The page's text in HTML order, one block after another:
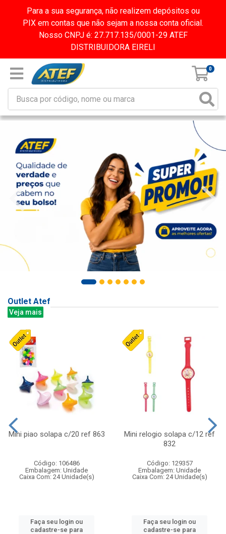
Para a sua segurança, não realizem depósitos ou
PIX em contas que não sejam a nossa conta oficial.
Nosso CNPJ é: 27.717.135/0001-29 ATEF
DISTRIBUIDORA EIRELI
0
Outlet Atef
Veja mais
Mini piao solapa c/20 ref 863
Código: 106486
Embalagem: Unidade
Caixa Com: 24 Unidade(s)
Faça seu login ou
cadastre-se para
Mini relogio solapa c/12 ref
832
Código: 129357
Embalagem: Unidade
Caixa Com: 24 Unidade(s)
Faça seu login ou
cadastre-se para